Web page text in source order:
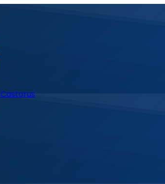
Castorus